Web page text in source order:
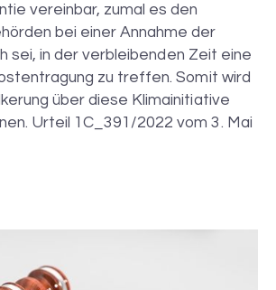
vereinbar, zumal es den
bei einer Annahme der
sei, in der verbleibenden Zeit eine
zu treffen. Somit wird
über diese Klimainitiative
Urteil 1C_391/2022 vom 3. Mai